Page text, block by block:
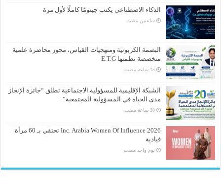
الذكاء الاصطناعي يكتب جينومًا كاملًا لأول مرة
‏ساعتين مضت
البصمة الكربونية ومنهجيات القياس، محور محاضرة علمية
متخصصة نظمتها E.T.G
الشبكة الإقليمية للمسؤولية الاجتماعية تطلق “جائزة الإنجاز
مدى الحياة في المسؤولية المجتمعية”
Inc. Arabia Women Of Influence 2026 تحتفي بـ 60 مرأة
قيادية
‏يوم واحد مضت